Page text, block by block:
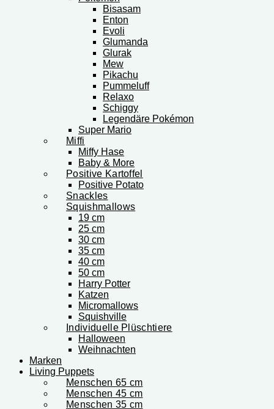
Bisasam
Enton
Evoli
Glumanda
Glurak
Mew
Pikachu
Pummeluff
Relaxo
Schiggy
Legendäre Pokémon
Super Mario
Miffi
Miffy Hase
Baby & More
Positive Kartoffel
Positive Potato
Snackles
Squishmallows
19 cm
25 cm
30 cm
35 cm
40 cm
50 cm
Harry Potter
Katzen
Micromallows
Squishville
Individuelle Plüschtiere
Halloween
Weihnachten
Marken
Living Puppets
Menschen 65 cm
Menschen 45 cm
Menschen 35 cm